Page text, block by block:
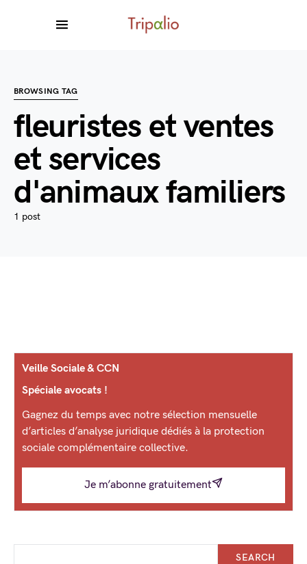
BROWSING TAG
fleuristes et ventes
et services
d'animaux familiers
1 post
Veille Sociale & CCN
Spéciale avocats !
Gagnez du temps avec notre sélection mensuelle
d’articles d’analyse juridique dédiés à la protection
sociale complémentaire collective.
Je m’abonne gratuitement
SEARCH